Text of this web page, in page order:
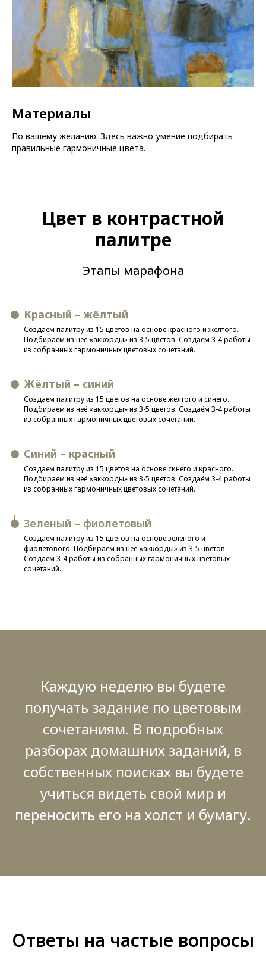
Материалы
По вашему желанию. Здесь важно умение подбирать
правильные гармоничные цвета.
Цвет в контрастной
палитре
Этапы марафона
Красный – жёлтый
Создаем палитру из 15 цветов на основе красного и жёлтого.
Подбираем из неё «аккорды» из 3-5 цветов. Создаём 3-4 работы
из собранных гармоничных цветовых сочетаний.
Жёлтый – синий
Создаем палитру из 15 цветов на основе жёлтого и синего.
Подбираем из неё «аккорды» из 3-5 цветов. Создаём 3-4 работы
из собранных гармоничных цветовых сочетаний.
Синий – красный
Создаем палитру из 15 цветов на основе синего и красного.
Подбираем из неё «аккорды» из 3-5 цветов. Создаём 3-4 работы
из собранных гармоничных цветовых сочетаний.
Зеленый – фиолетовый
Создаем палитру из 15 цветов на основе зеленого и
фиолетового. Подбираем из неё «аккорды» из 3-5 цветов.
Создаём 3-4 работы из собранных гармоничных цветовых
сочетаний.
Каждую неделю вы будете
получать задание по цветовым
сочетаниям. В подробных
разборах домашних заданий, в
собственных поисках вы будете
учиться видеть свой мир и
переносить его на холст и бумагу.
Ответы на частые вопросы